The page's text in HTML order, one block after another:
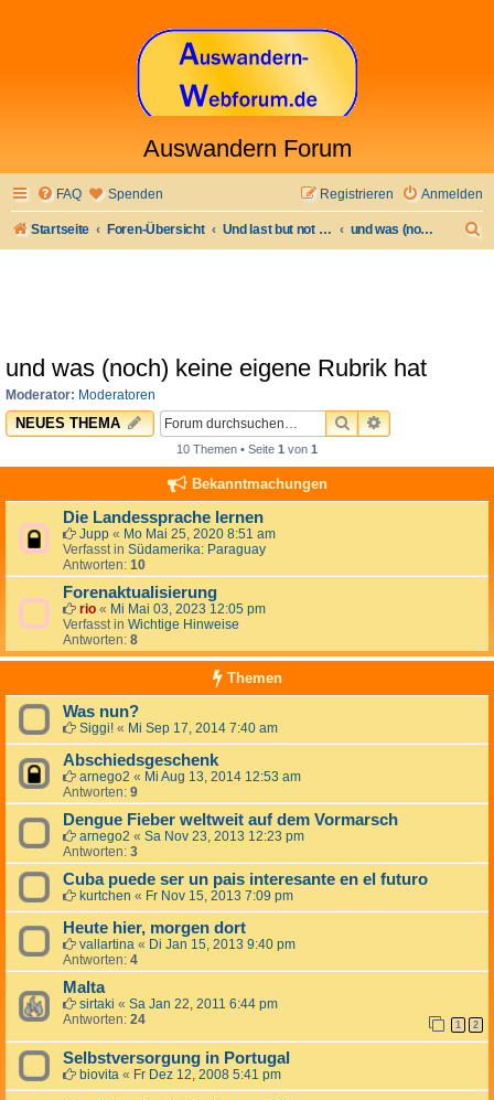
Auswandern Forum
FAQ Spenden Anmelden
Registrieren
Startseite Foren-Übersicht Und last but not least und was (noch) keine eigene Rubrik hat
und was (noch) keine eigene Rubrik hat
Moderator: Moderatoren
NEUES THEMA SUCHEERWEITERTE
10 Themen • Seite 1 von 1
Bekanntmachungen
Die Landessprache lernen
Jupp « Mo Mai 25, 2020 8:51 am
Verfasst in Südamerika: Paraguay
Antworten: 10
Forenaktualisierung
rio « Mi Mai 03, 2023 12:05 pm
Verfasst in Wichtige Hinweise
Antworten: 8
Themen
Was nun?
Siggi! « Mi Sep 17, 2014 7:40 am
Abschiedsgeschenk
arnego2 « Mi Aug 13, 2014 12:53 am
Antworten: 9
Dengue Fieber weltweit auf dem Vormarsch
arnego2 « Sa Nov 23, 2013 12:23 pm
Antworten: 3
Cuba puede ser un pais interesante en el futuro
kurtchen « Fr Nov 15, 2013 7:09 pm
Heute hier, morgen dort
vallartina « Di Jan 15, 2013 9:40 pm
Antworten: 4
Malta
sirtaki « Sa Jan 22, 2011 6:44 pm
Antworten: 24 1 2
Selbstversorgung in Portugal
biovita « Fr Dez 12, 2008 5:41 pm